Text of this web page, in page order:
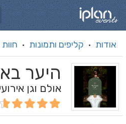
אודות · קליפים ותמונות ·